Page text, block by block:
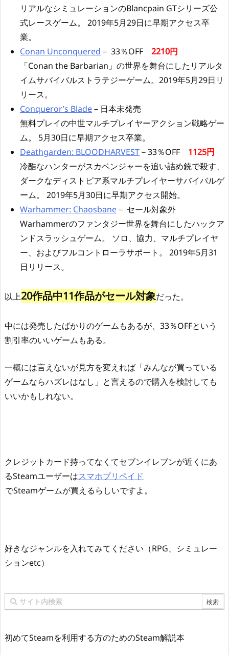
リアルなシミュレーションのBlancpain GTシリーズ公
式レースゲーム。 2019年5月29日に早期アクセス卒
業。
Conan Unconquered － 33％OFF 2210円
「Conan the Barbarian」の世界を舞台にしたリアルタ
イムサバイバルストラテジーゲーム。2019年5月29日リ
リース。
Conqueror’s Blade－日本未発売
無料プレイの中世マルチプレイヤーアクション戦略ゲー
ム。 5月30日に早期アクセス卒業。
Deathgarden: BLOODHARVEST－33％OFF 1125円
冷酷なハンターがスカベンジャーを追い詰め銃で殺す、
ダークなディストピア系マルチプレイヤーサバイバルゲ
ーム。 2019年5月30日に早期アクセス開始。
Warhammer: Chaosbane－ セール対象外
Warhammerのファンタジー世界を舞台にしたハックア
ンドスラッシュゲーム。 ソロ、協力、マルチプレイヤ
ー、およびフルコントローラサポート。 2019年5月31
日リリース。
以上20作品中11作品がセール対象だった。
中には発売したばかりのゲームもあるが、33％OFFという
割引率のいいゲームもある。
一概には言えないが見方を変えれば「みんなが買っている
ゲームならハズレはなし」と言えるので購入を検討しても
いいかもしれない。
クレジットカード持ってなくてセブンイレブンが近くにあ
るSteamユーザーはスマホプリペイド
でSteamゲームが買えるらしいですよ。
好きなジャンルを入れてみてください（RPG、シミュレー
ションetc）
初めてSteamを利用する方のためのSteam解説本